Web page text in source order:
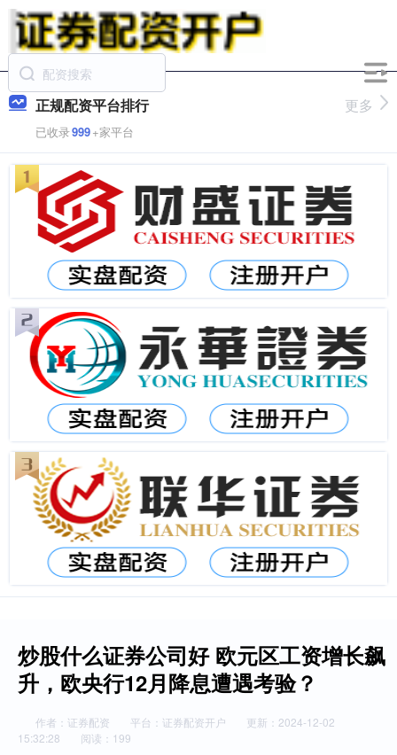
正规配资平台排行
已收录999+家平台
更多
炒股什么证券公司好 欧元区工资增长飙
升，欧央行12月降息遭遇考验？
作者：证券配资 平台：证券配资开户
更新：2024-12-02
15:32:28
阅读：199